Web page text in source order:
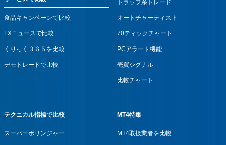
食品キャンペーンで比較
FXニュースで比較
くりっく３６５を比較
デモトレードで比較
トラップ系トレード
オートチャーティスト
70ティックチャート
PCアラート機能
売買シグナル
比較チャート
テクニカル指標で比較
スーパーボリンジャー
MT4特集
MT4取扱業者を比較